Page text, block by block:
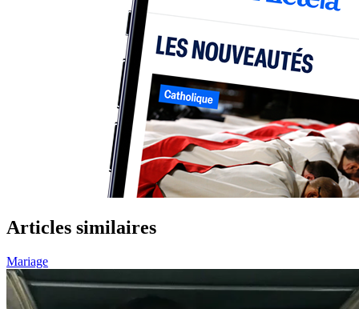
Articles similaires
Mariage